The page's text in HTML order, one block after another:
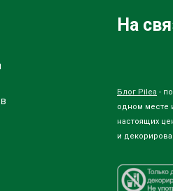
На
Блог Pilea -
одном месте
настоящих
и